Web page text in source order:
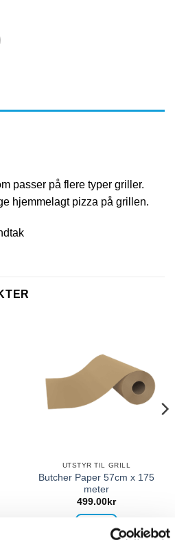
passer på flere typer griller.
hjemmelagt pizza på grillen.
UTSTYR TIL GRILL
Butcher Paper 57cm x 175
meter
499.00 kr